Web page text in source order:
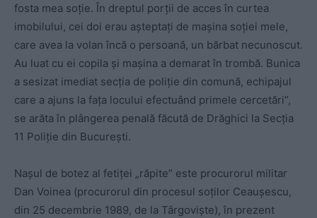
fosta mea soție. În dreptul porții de acces în curtea
imobilului, cei doi erau așteptați de mașina soției mele,
care avea la volan încă o persoană, un bărbat necunoscut.
Au luat cu ei copila și mașina a demarat în trombă. Bunica
a sesizat imediat secția de poliție din comună, echipajul
care a ajuns la fața locului efectuând primele cercetări”,
se arăta în plângerea penală făcută de Drăghici la Secția
11 Poliție din București.
Nașul de botez al fetiței „răpite” este procurorul militar
Dan Voinea (procurorul din procesul soților Ceaușescu,
din 25 decembrie 1989, de la Târgoviște), în prezent